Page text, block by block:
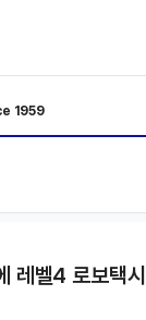
1959
레벨4 로보택